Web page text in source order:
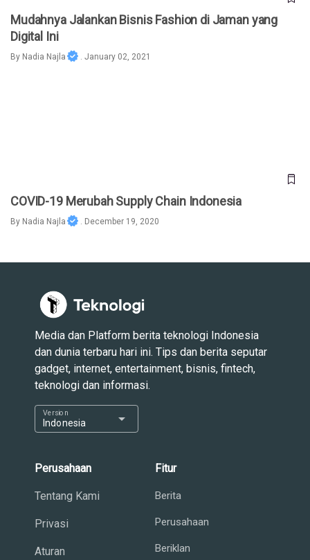
Mudahnya Jalankan Bisnis Fashion di Jaman yang
Digital Ini
By Nadia Najla . January 02, 2021
COVID-19 Merubah Supply Chain Indonesia
By Nadia Najla . December 19, 2020
Media dan Platform berita teknologi Indonesia
dan dunia terbaru hari ini. Tips dan berita seputar
gadget, internet, entertainment, bisnis, fintech,
teknologi dan informasi.
Indonesia
Version arrow_drop_down
Perusahaan
Tentang Kami
Privasi
Aturan
Fitur
Berita
Perusahaan
Beriklan